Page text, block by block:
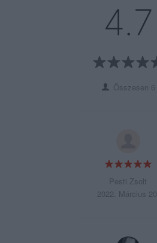
4.7
Összesen 6
Pesti Zsolt
2022. Március 20.